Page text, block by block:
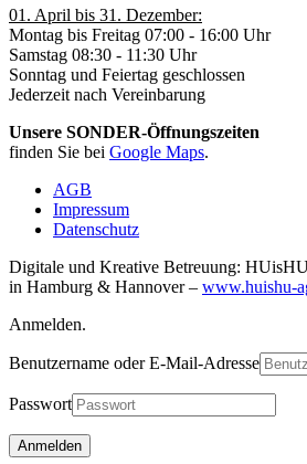
01. April bis 31. Dezember:
Montag bis Freitag 07:00 - 16:00 Uhr
Samstag 08:30 - 11:30 Uhr
Sonntag und Feiertag geschlossen
Jederzeit nach Vereinbarung
Unsere SONDER-Öffnungszeiten
finden Sie bei Google Maps.
AGB
Impressum
Datenschutz
Digitale und Kreative Betreuung:
in Hamburg & Hannover – www.huishu-
Anmelden.
Benutzername oder E-Mail-Adresse
Passwort